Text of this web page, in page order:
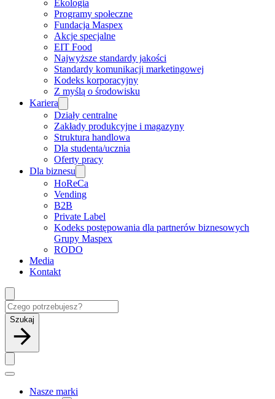
Ekologia
Programy społeczne
Fundacja Maspex
Akcje specjalne
EIT Food
Najwyższe standardy jakości
Standardy komunikacji marketingowej
Kodeks korporacyjny
Z myślą o środowisku
Kariera
Działy centralne
Zakłady produkcyjne i magazyny
Struktura handlowa
Dla studenta/ucznia
Oferty pracy
Dla biznesu
HoReCa
Vending
B2B
Private Label
Kodeks postępowania dla partnerów biznesowych
Grupy Maspex
RODO
Media
Kontakt
Szukaj
Nasze marki